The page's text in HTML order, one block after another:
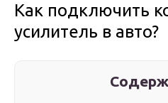
Как подключить
усилитель в авто?